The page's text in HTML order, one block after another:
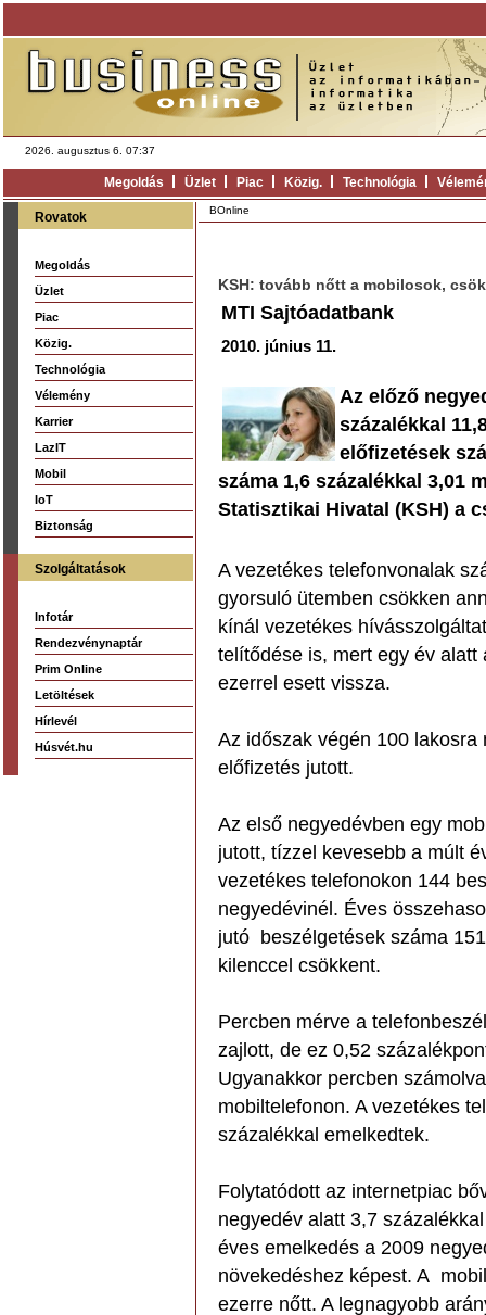
2026. augusztus 6. 07:37
Megoldás Üzlet Piac Közig. Technológia
Rovatok
Megoldás
Üzlet
Piac
Közig.
Technológia
Vélemény
Karrier
LazIT
Mobil
IoT
Biztonság
Szolgáltatások
Infotár
Rendezvénynaptár
Prim Online
Letöltések
Hírlevél
Húsvét.hu
BOnline
KSH: tovább nőtt a mobilosok,
MTI Sajtóadatbank
2010. június 11.
Az előző
százalékkal
előfizetések
száma 1,6 százalékkal 3,01
Statisztikai Hivatal (KSH) a
A vezetékes telefonvonalak
gyorsuló ütemben csökken
kínál vezetékes
telítődése is, mert egy év
ezerrel esett vissza.
Az időszak végén 100
előfizetés jutott.
Az első negyedévben egy
jutott, tízzel kevesebb a múlt
vezetékes telefonokon 144
negyedévinél. Éves
jutó beszélgetések száma
kilenccel csökkent.
Percben mérve a
zajlott, de ez 0,52
Ugyanakkor percben
mobiltelefonon. A vezetékes
százalékkal emelkedtek.
Folytatódott az internetpiac
negyedév alatt 3,7
éves emelkedés a 2009
növekedéshez képest. A
ezerre nőtt. A legnagyobb